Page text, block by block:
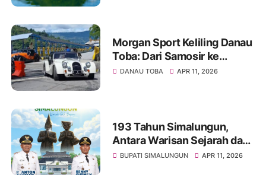
Morgan Sport Keliling Danau
Toba: Dari Samosir ke
Siantar, Harmoni Sport
DANAU TOBA APR 11, 2026
193 Tahun Simalungun,
Antara Warisan Sejarah dan
Jalan Rusak yang Belum
BUPATI SIMALUNGUN APR 11, 2026